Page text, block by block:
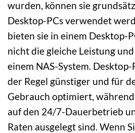
wurden, können sie
Desktop-PCs verwendet
bieten sie in einem Desktop-
nicht die gleiche Leistung
einem NAS-System.
der Regel günstiger und für
Gebrauch optimiert,
auf den 24/7-Dauerbetrieb
Raten ausgelegt sind. Wenn